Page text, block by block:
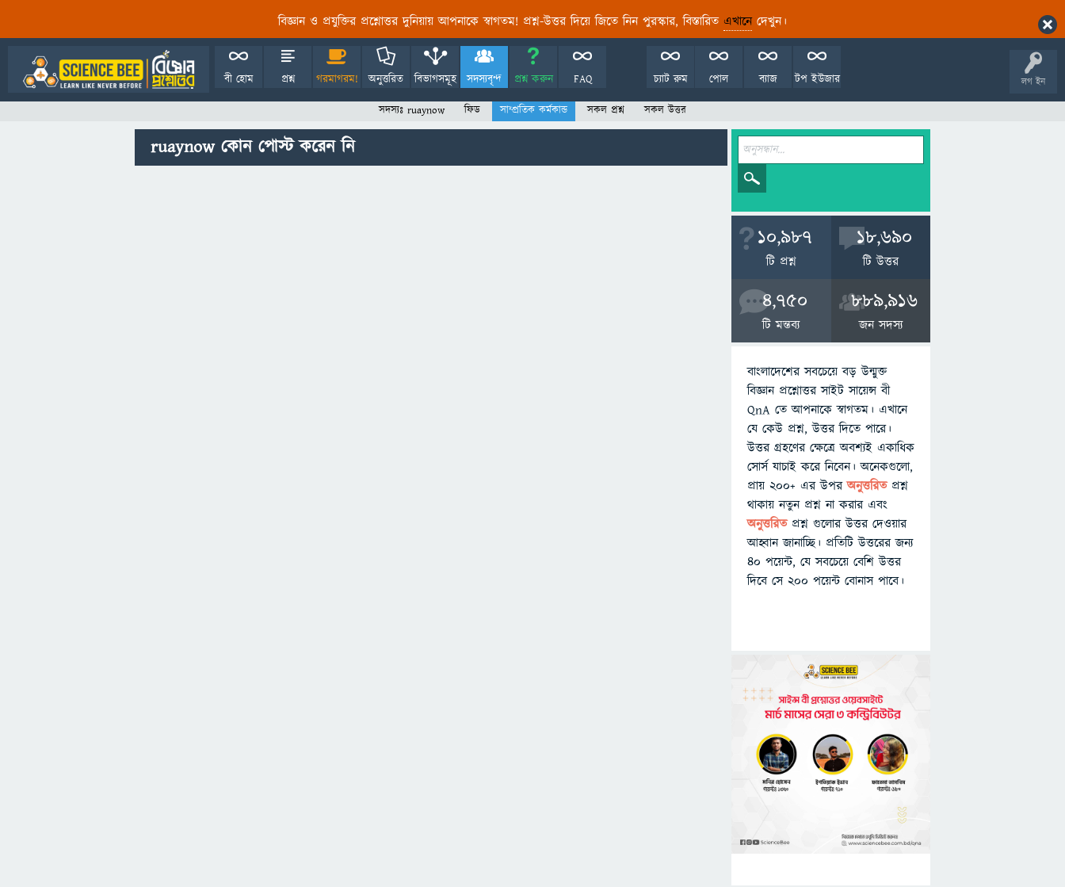
বিজ্ঞান ও প্রযুক্তির প্রশ্নোত্তর দুনিয়ায় আপনাকে স্বাগতম! প্রশ্ন-উত্তর দিয়ে জিতে নিন পুরস্কার, বিস্তারিত এখানেদেখুন।
লগ ইন
বী হোম প্রশ্ন গরমাগরম! অনুত্তরিত বিভাগসমূহ সদস্যবৃন্দ প্রশ্ন করুন FAQ টপ ইউজার
ব্যাজ
পোল
চ্যাট রুম
সদস্যঃ ruaynow ফিড সাম্প্রতিক কর্মকান্ড সকল প্রশ্ন সকল উত্তর
ruaynow কোন পোস্ট করেন নি
10,987
টি প্রশ্ন
18,690
টি উত্তর
4,750
টি মন্তব্য
889,916
জন সদস্য
বাংলাদেশের সবচেয়ে বড় উন্মুক্ত
বিজ্ঞান প্রশ্নোত্তর সাইট সায়েন্স বী
QnA তে আপনাকে স্বাগতম। এখানে
যে কেউ প্রশ্ন, উত্তর দিতে পারে।
উত্তর গ্রহণের ক্ষেত্রে অবশ্যই একাধিক
সোর্স যাচাই করে নিবেন। অনেকগুলো,
প্রায় ২০০+ এর উপরঅনুত্তরিতপ্রশ্ন
থাকায় নতুন প্রশ্ন না করার এবং
অনুত্তরিত প্রশ্ন গুলোর উত্তর দেওয়ার
আহ্বান জানাচ্ছি। প্রতিটি উত্তরের জন্য
৪০ পয়েন্ট, যে সবচেয়ে বেশি উত্তর
দিবে সে ২০০ পয়েন্ট বোনাস পাবে।